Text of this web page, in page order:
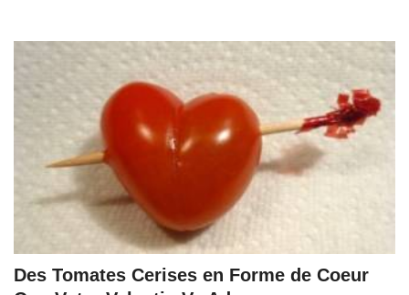
Des Tomates Cerises en Forme de Coeur